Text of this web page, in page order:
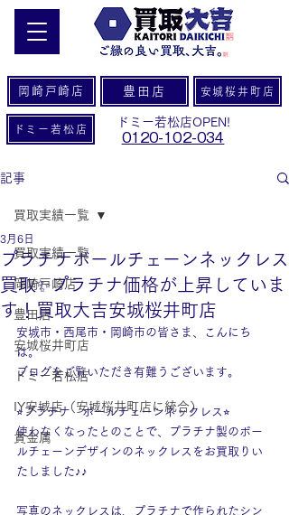
岡崎戸崎店 豊田店 安城桜井町店
ドミー若松店
ドミー若松店OPEN!
0120-102-034
記事
買取実績一覧
岡崎戸崎店
豊田店
安城桜井町店
ドミー若松店
IY安城店（安城桜井町店に統合）
貴金属
買取実績一覧
プラチナボールチェーンネックレス
買取✨プラチナ価格が上昇していま
す！買取大吉安城桜井町店
3月6日
安城市・西尾市・岡崎市の皆さま、こんにち
は。
ブログをご覧いただき有難うございます。
⭐︎プラチナ　ボールチェーンネックレス⭐︎
使わなくなったとのことで、プラチナ製のボー
ルチェーンデザインのネックレスをお買取りい
たしました♪♪
写真のネックレスは、プラチナで作られたシン